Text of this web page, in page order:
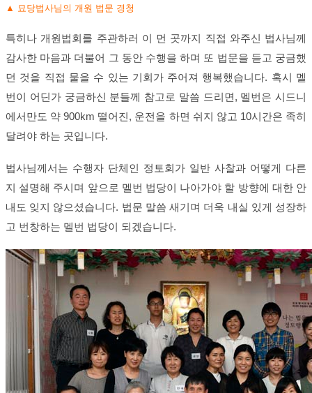
▲ 묘당법사님의 개원 법문 경청
특히나 개원법회를 주관하러 이 먼 곳까지 직접 와주신 법사님께
감사한 마음과 더불어 그 동안 수행을 하며 또 법문을 듣고 궁금했
던 것을 직접 물을 수 있는 기회가 주어져 행복했습니다. 혹시 멜
번이 어딘가 궁금하신 분들께 참고로 말씀 드리면, 멜번은 시드니
에서만도 약 900km 떨어진, 운전을 하면 쉬지 않고 10시간은 족히
달려야 하는 곳입니다.
법사님께서는 수행자 단체인 정토회가 일반 사찰과 어떻게 다른
지 설명해 주시며 앞으로 멜번 법당이 나아가야 할 방향에 대한 안
내도 잊지 않으셨습니다. 법문 말씀 새기며 더욱 내실 있게 성장하
고 번창하는 멜번 법당이 되겠습니다.